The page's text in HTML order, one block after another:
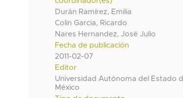
Durán Ramírez, Emilia
Colin Garcia, Ricardo
Nares Hernandez, José Julio
Fecha de publicación
2011-02-07
Editor
Universidad Autónoma del Estado
México